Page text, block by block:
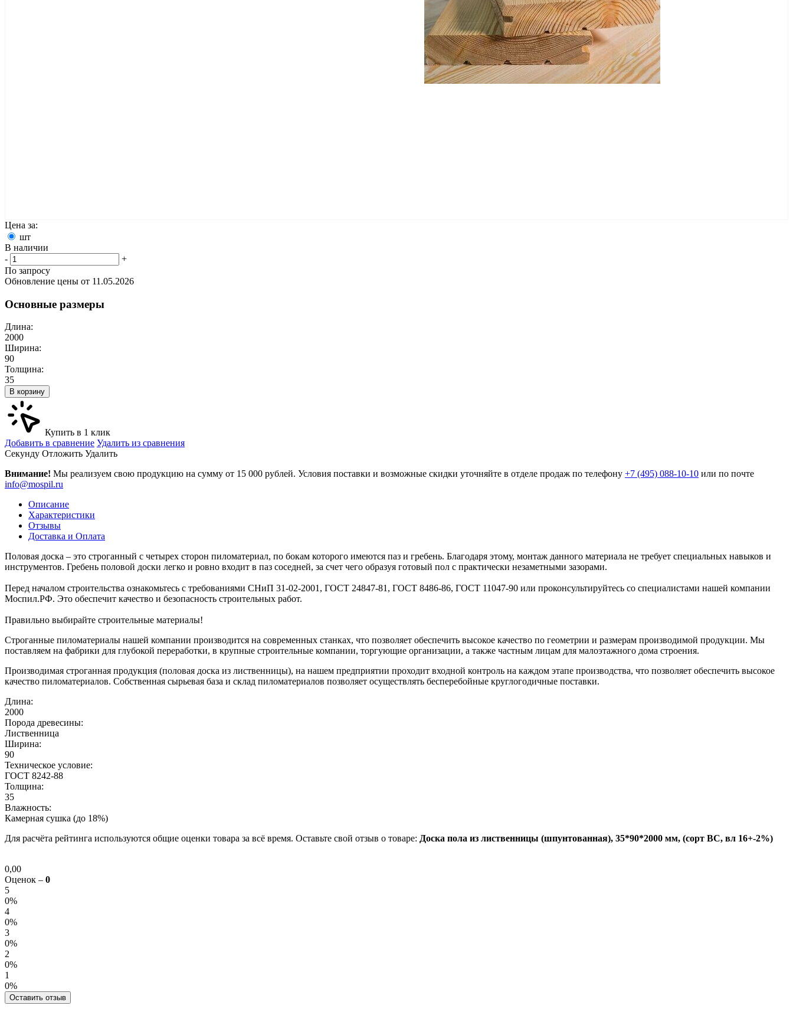
Цена за:
шт
В наличии
-
+
По запросу
Обновление цены от 11.05.2026
Основные размеры
Длина:
2000
Ширина:
90
Толщина:
35
В корзину
Купить в 1 клик
Добавить в сравнение Удалить из сравнения
Cекунду Отложить Удалить
Внимание! Мы реализуем свою продукцию на сумму от 15 000 рублей. Условия поставки и возможные скидки уточняйте в отделе продаж по телефону +7 (495) 088-10-10 или по почте
info@mospil.ru
Описание
Характеристики
Отзывы
Доставка и Оплата
Половая доска – это строганный с четырех сторон пиломатериал, по бокам которого имеются паз и гребень. Благодаря этому, монтаж данного материала не требует специальных навыков и
инструментов. Гребень половой доски легко и ровно входит в паз соседней, за счет чего образуя готовый пол с практически незаметными зазорами.
Перед началом строительства ознакомьтесь с требованиями СНиП 31-02-2001, ГОСТ 24847-81, ГОСТ 8486-86, ГОСТ 11047-90 или проконсультируйтесь со специалистами нашей компании
Моспил.РФ. Это обеспечит качество и безопасность строительных работ.
Правильно выбирайте строительные материалы!
Строганные пиломатериалы нашей компании производится на современных станках, что позволяет обеспечить высокое качество по геометрии и размерам производимой продукции. Мы
поставляем на фабрики для глубокой переработки, в крупные строительные компании, торгующие организации, а также частным лицам для малоэтажного дома строения.
Производимая строганная продукция (половая доска из лиственницы), на нашем предприятии проходит входной контроль на каждом этапе производства, что позволяет обеспечить высокое
качество пиломатериалов. Собственная сырьевая база и склад пиломатериалов позволяет осуществлять бесперебойные круглогодичные поставки.
Длина:
2000
Порода древесины:
Лиственница
Ширина:
90
Техническое условие:
ГОСТ 8242-88
Толщина:
35
Влажность:
Камерная сушка (до 18%)
Для расчёта рейтинга используются общие оценки товара за всё время. Оставьте свой отзыв о товаре: Доска пола из лиственницы (шпунтованная), 35*90*2000 мм, (сорт BC, вл 16+-2%)
0,00
Оценок – 0
5
0%
4
0%
3
0%
2
0%
1
0%
Оставить отзыв